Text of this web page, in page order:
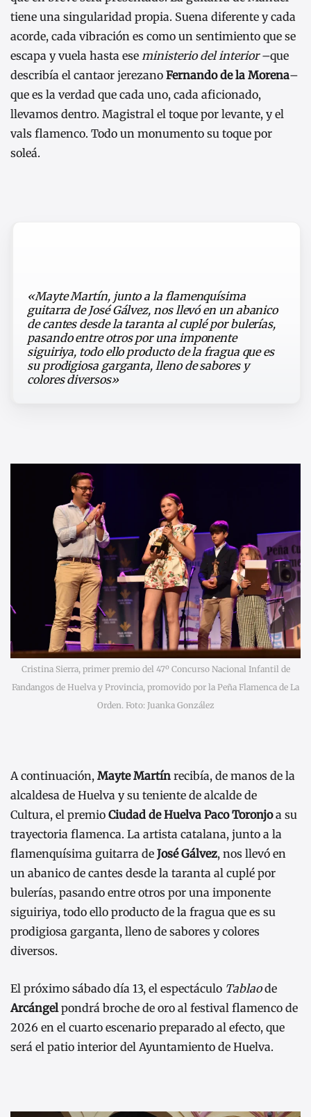
tiene una singularidad propia. Suena diferente y cada
acorde, cada vibración es como un sentimiento que se
escapa y vuela hasta ese ministerio del interior–que
describía el cantaor jerezano Fernando de la Morena–
que es la verdad que cada uno, cada aficionado,
llevamos dentro. Magistral el toque por levante, y el
vals flamenco. Todo un monumento su toque por
soleá.
«Mayte Martín, junto a la flamenquísima
guitarra de José Gálvez, nos llevó en un abanico
de cantes desde la taranta al cuplé por bulerías,
pasando entre otros por una imponente
siguiriya, todo ello producto de la fragua que es
su prodigiosa garganta, lleno de sabores y
colores diversos»
Cristina Sierra, primer premio del 47º Concurso Nacional Infantil de
Fandangos de Huelva y Provincia, promovido por la Peña Flamenca de La
Orden. Foto: Juanka González
A continuación, Mayte Martín recibía, de manos de la
alcaldesa de Huelva y su teniente de alcalde de
Cultura, el premio Ciudad de Huelva Paco Toronjoa su
trayectoria flamenca. La artista catalana, junto a la
flamenquísima guitarra de José Gálvez, nos llevó en
un abanico de cantes desde la taranta al cuplé por
bulerías, pasando entre otros por una imponente
siguiriya, todo ello producto de la fragua que es su
prodigiosa garganta, lleno de sabores y colores
diversos.
El próximo sábado día 13, el espectáculo Tablaode
Arcángelpondrá broche de oro al festival flamenco de
2026 en el cuarto escenario preparado al efecto, que
será el patio interior del Ayuntamiento de Huelva.